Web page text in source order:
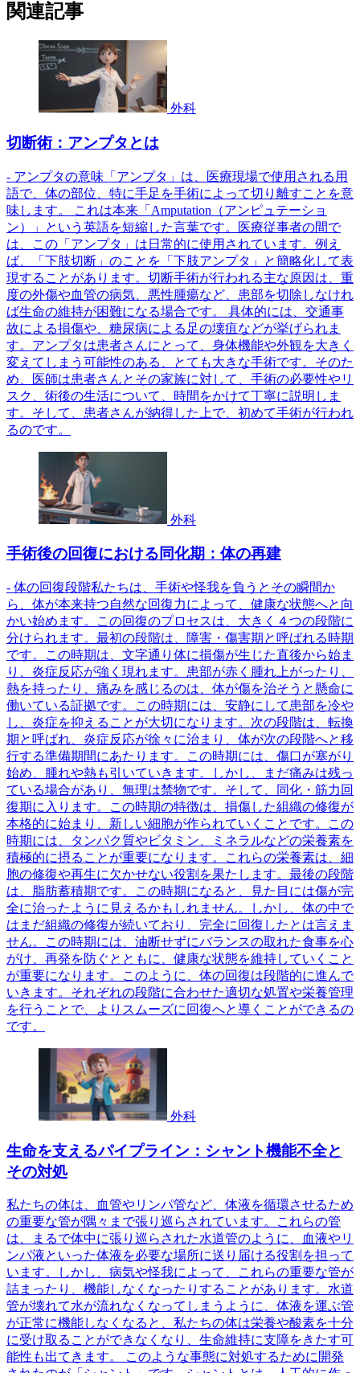
関連記事
外科
切断術：アンプタとは
- アンプタの意味「アンプタ」は、医療現場で使用される用
語で、体の部位、特に手足を手術によって切り離すことを意
味します。 これは本来「Amputation（アンピュテーショ
ン）」という英語を短縮した言葉です。医療従事者の間で
は、この「アンプタ」は日常的に使用されています。例え
ば、「下肢切断」のことを「下肢アンプタ」と簡略化して表
現することがあります。切断手術が行われる主な原因は、重
度の外傷や血管の病気、悪性腫瘍など、患部を切除しなけれ
ば生命の維持が困難になる場合です。 具体的には、交通事
故による損傷や、糖尿病による足の壊疽などが挙げられま
す。アンプタは患者さんにとって、身体機能や外観を大きく
変えてしまう可能性のある、とても大きな手術です。そのた
め、医師は患者さんとその家族に対して、手術の必要性やリ
スク、術後の生活について、時間をかけて丁寧に説明しま
す。そして、患者さんが納得した上で、初めて手術が行われ
るのです。
外科
手術後の回復における同化期：体の再建
- 体の回復段階私たちは、手術や怪我を負うとその瞬間か
ら、体が本来持つ自然な回復力によって、健康な状態へと向
かい始めます。この回復のプロセスは、大きく４つの段階に
分けられます。最初の段階は、障害・傷害期と呼ばれる時期
です。この時期は、文字通り体に損傷が生じた直後から始ま
り、炎症反応が強く現れます。患部が赤く腫れ上がったり、
熱を持ったり、痛みを感じるのは、体が傷を治そうと懸命に
働いている証拠です。この時期には、安静にして患部を冷や
し、炎症を抑えることが大切になります。次の段階は、転換
期と呼ばれ、炎症反応が徐々に治まり、体が次の段階へと移
行する準備期間にあたります。この時期には、傷口が塞がり
始め、腫れや熱も引いていきます。しかし、まだ痛みは残っ
ている場合があり、無理は禁物です。そして、同化・筋力回
復期に入ります。この時期の特徴は、損傷した組織の修復が
本格的に始まり、新しい細胞が作られていくことです。この
時期には、タンパク質やビタミン、ミネラルなどの栄養素を
積極的に摂ることが重要になります。これらの栄養素は、細
胞の修復や再生に欠かせない役割を果たします。最後の段階
は、脂肪蓄積期です。この時期になると、見た目には傷が完
全に治ったように見えるかもしれません。しかし、体の中で
はまだ組織の修復が続いており、完全に回復したとは言えま
せん。この時期には、油断せずにバランスの取れた食事を心
がけ、再発を防ぐとともに、健康な状態を維持していくこと
が重要になります。このように、体の回復は段階的に進んで
いきます。それぞれの段階に合わせた適切な処置や栄養管理
を行うことで、よりスムーズに回復へと導くことができるの
です。
外科
生命を支えるパイプライン：シャント機能不全と
その対処
私たちの体は、血管やリンパ管など、体液を循環させるため
の重要な管が隅々まで張り巡らされています。これらの管
は、まるで体中に張り巡らされた水道管のように、血液やリ
ンパ液といった体液を必要な場所に送り届ける役割を担って
います。しかし、病気や怪我によって、これらの重要な管が
詰まったり、機能しなくなったりすることがあります。水道
管が壊れて水が流れなくなってしまうように、体液を運ぶ管
が正常に機能しなくなると、私たちの体は栄養や酸素を十分
に受け取ることができなくなり、生命維持に支障をきたす可
能性も出てきます。 このような事態に対処するために開発